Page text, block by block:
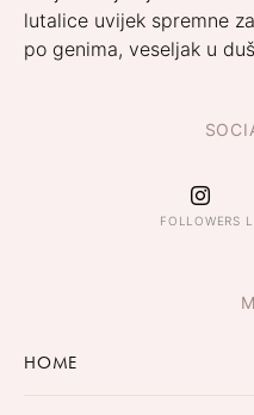
lutalice uvijek spremne
po genima, veseljak u
FOLLOWERS
HOME